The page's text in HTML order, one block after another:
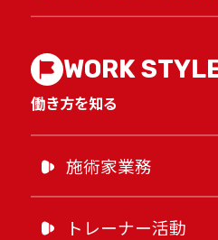
WORK
働き方を知る
施術家業務
トレーナー活動